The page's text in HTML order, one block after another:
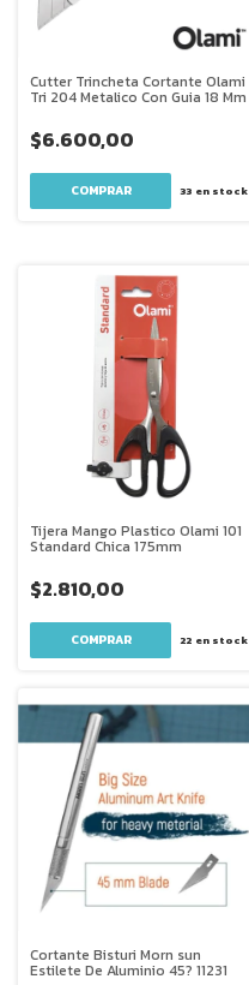
Cutter Trincheta Cortante Olami
Tri 204 Metalico Con Guia 18 Mm
$6.600,00
33 en stock
Tijera Mango Plastico Olami 101
Standard Chica 175mm
$2.810,00
22 en stock
Cortante Bisturi Morn sun
Estilete De Aluminio 45? 11231